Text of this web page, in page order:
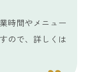
時間やメニュー
ので、詳しくは